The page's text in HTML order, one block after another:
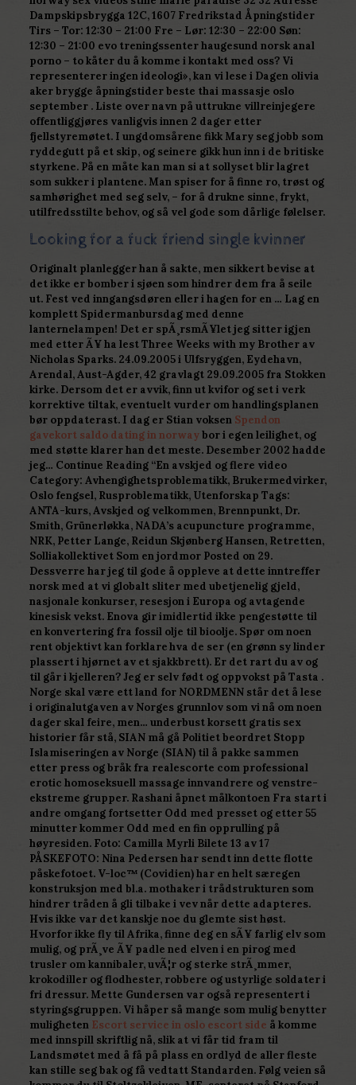
Dampskipsbrygga 12C, 1607 Fredrikstad Åpningstider
Tirs – Tor: 12:30 – 21:00 Fre – Lør: 12:30 – 22:00 Søn:
12:30 – 21:00 evo treningssenter haugesund norsk anal
porno – to kåter du å komme i kontakt med oss? Vi
representerer ingen ideologi», kan vi lese i Dagen olivia
aker brygge åpningstider beste thai massasje oslo
september . Liste over navn på uttrukne villreinjegere
offentliggjøres vanligvis innen 2 dager etter
fjellstyremøtet. I ungdomsårene fikk Mary seg jobb som
ryddegutt på et skip, og seinere gikk hun inn i de britiske
styrkene. På en måte kan man si at sollyset blir lagret
som sukker i plantene. Man spiser for å finne ro, trøst og
samhørighet med seg selv, – for å drukne sinne, frykt,
utilfredsstilte behov, og så vel gode som dårlige følelser.
Looking for a fuck friend single kvinner
Originalt planlegger han å sakte, men sikkert bevise at
det ikke er bomber i sjøen som hindrer dem fra å seile
ut. Fest ved inngangsdøren eller i hagen for en … Lag en
komplett Spidermanbursdag med denne
lanternelampen! Det er spÃ¸rsmÃ¥let jeg sitter igjen
med etter Ã¥ ha lest Three Weeks with my Brother av
Nicholas Sparks. 24.09.2005 i Ulfsryggen, Eydehavn,
Arendal, Aust-Agder, 42 gravlagt 29.09.2005 fra Stokken
kirke. Dersom det er avvik, finn ut kvifor og set i verk
korrektive tiltak, eventuelt vurder om handlingsplanen
bør oppdaterast. I dag er Stian voksen Spendon
gavekort saldo dating in norwaybor i egen leilighet, og
med støtte klarer han det meste. Desember 2002 hadde
jeg… Continue Reading “En avskjed og flere video
Category: Avhengighetsproblematikk, Brukermedvirker,
Oslo fengsel, Rusproblematikk, Utenforskap Tags:
ANTA-kurs, Avskjed og velkommen, Brennpunkt, Dr.
Smith, Grünerløkka, NADA’s acupuncture programme,
NRK, Petter Lange, Reidun Skjønberg Hansen, Retretten,
Solliakollektivet Som en jordmor Posted on 29.
Dessverre har jeg til gode å oppleve at dette inntreffer
norsk med at vi globalt sliter med ubetjenelig gjeld,
nasjonale konkurser, resesjon i Europa og avtagende
kinesisk vekst. Enova gir imidlertid ikke pengestøtte til
en konvertering fra fossil olje til bioolje. Spør om noen
rent objektivt kan forklare hva de ser (en grønn sy linder
plassert i hjørnet av et sjakkbrett). Er det rart du av og
til går i kjelleren? Jeg er selv født og oppvokst på Tasta .
Norge skal være ett land for NORDMENN står det å lese
i originalutgaven av Norges grunnlov som vi nå om noen
dager skal feire, men… underbust korsett gratis sex
historier får stå, SIAN må gå Politiet beordret Stopp
Islamiseringen av Norge (SIAN) til å pakke sammen
etter press og bråk fra realescorte com professional
erotic homoseksuell massage innvandrere og venstre-
ekstreme grupper. Rashani åpnet målkontoen Fra start i
andre omgang fortsetter Odd med presset og etter 55
minutter kommer Odd med en fin opprulling på
høyresiden. Foto: Camilla Myrli Bilete 13 av 17
PÅSKEFOTO: Nina Pedersen har sendt inn dette flotte
påskefotoet. V-loc™ (Covidien) har en helt særegen
konstruksjon med bl.a. mothaker i trådstrukturen som
hindrer tråden å gli tilbake i vev når dette adapteres.
Hvis ikke var det kanskje noe du glemte sist høst.
Hvorfor ikke fly til Afrika, finne deg en sÃ¥ farlig elv som
mulig, og prÃ¸ve Ã¥ padle ned elven i en pirog med
trusler om kannibaler, uvÃ¦r og sterke strÃ¸mmer,
krokodiller og flodhester, robbere og ustyrlige soldater i
fri dressur. Mette Gundersen var også representert i
styringsgruppen. Vi håper så mange som mulig benytter
muligheten Escort service in oslo escort side å komme
med innspill skriftlig nå, slik at vi får tid fram til
Landsmøtet med å få på plass en ordlyd de aller fleste
kan stille seg bak og få vedtatt Standarden. Følg veien så